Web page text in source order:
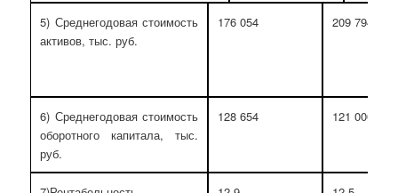
5) Среднегодовая стоимость
активов, тыс. руб.
176 054 209 794
6) Среднегодовая стоимость
оборотного капитала, тыс.
руб.
128 654 121 000,5